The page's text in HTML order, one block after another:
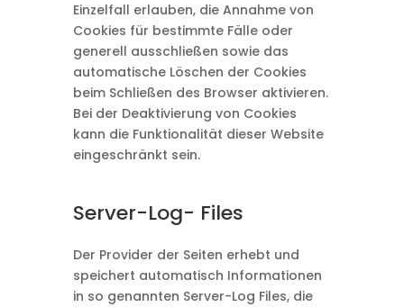
Einzelfall erlauben, die Annahme von
Cookies für bestimmte Fälle oder
generell ausschließen sowie das
automatische Löschen der Cookies
beim Schließen des Browser aktivieren.
Bei der Deaktivierung von Cookies
kann die Funktionalität dieser Website
eingeschränkt sein.
Server-Log- Files
Der Provider der Seiten erhebt und
speichert automatisch Informationen
in so genannten Server-Log Files, die